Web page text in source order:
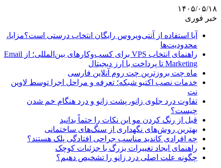
۱۴۰۵/۰۵/۱۸
خبر فوری
آیا استفاده از آنتی‌ویروس رایگان انتخاب درستی است؟مزایا،
محدودیت‌ها
راهنمای انتخاب VPS برای کسب‌وکارهای بین‌المللی؛ از Email
Marketing تا پرداخت با ارز دیجیتال
ماه چت بروزترین چت روم آنلاین فارسی
خدمات نصب اکتیو شبکه؛ تعرفه و مراحل اجرا توسط لاوین
نت
تفاوت درد جلوی زانو، پشت زانو و درد هنگام خم شدن
چیست؟
قبل از رنگ کردن مو این نکات را حتماً بدانید
بهترین روش‌های نگهداری از سنگ‌های ساختمانی
چه افرادی کاندید مناسب جراحی افتادگی پلک هستند؟
راهنمای ایجاد تغییرات بزرگ با جزئیات کوچک
چگونه علت اصلی درد زانو را تشخیص دهیم؟